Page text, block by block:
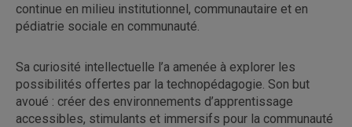
continue en milieu institutionnel, communautaire et en
pédiatrie sociale en communauté.
Sa curiosité intellectuelle l’a amenée à explorer les
possibilités offertes par la technopédagogie. Son but
avoué : créer des environnements d’apprentissage
accessibles, stimulants et immersifs pour la communauté